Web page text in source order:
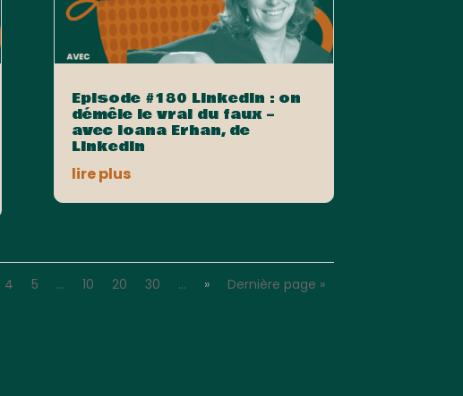
Episode #180 LinkedIn : on
démêle le vrai du faux –
avec Ioana Erhan, de
LinkedIn
lire plus
4 5 … 10 20 30 … » Dernière page »